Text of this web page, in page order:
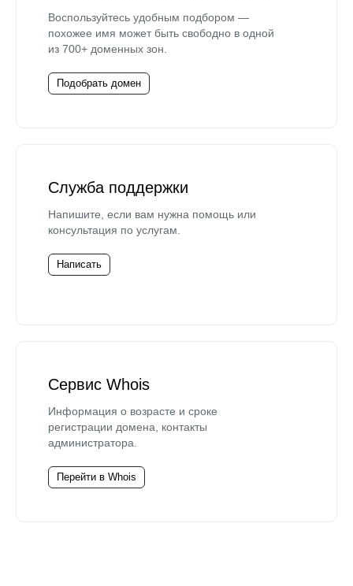
Воспользуйтесь удобным подбором —
похожее имя может быть свободно в одной
из 700+ доменных зон.
Подобрать домен
Служба поддержки
Напишите, если вам нужна помощь или
консультация по услугам.
Написать
Сервис Whois
Информация о возрасте и сроке
регистрации домена, контакты
администратора.
Перейти в Whois